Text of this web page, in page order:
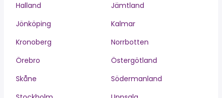
Halland
Jämtland
Jönköping
Kalmar
Kronoberg
Norrbotten
Örebro
Östergötland
Skåne
Södermanland